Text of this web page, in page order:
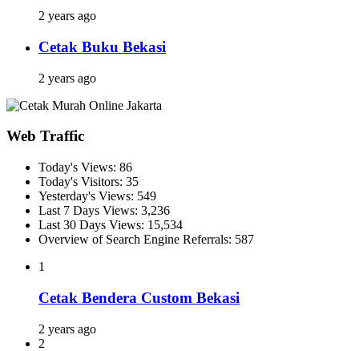
2 years ago
Cetak Buku Bekasi
2 years ago
Web Traffic
Today's Views: 86
Today's Visitors: 35
Yesterday's Views: 549
Last 7 Days Views: 3,236
Last 30 Days Views: 15,534
Overview of Search Engine Referrals: 587
1
Cetak Bendera Custom Bekasi
2 years ago
2